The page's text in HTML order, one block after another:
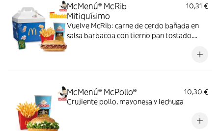
McMenú® McRib
Mitiquísimo
10,31 €
Vuelve McRib: carne de cerdo bañada en
salsa barbacoa con tierno pan tostado.
McMenú® McPollo®
10,30 €
Crujiente pollo, mayonesa y lechuga